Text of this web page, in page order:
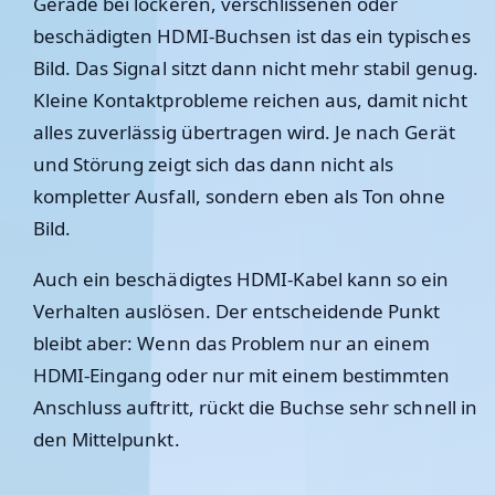
beschädigten HDMI-Buchsen ist das ein typisches
Bild. Das Signal sitzt dann nicht mehr stabil genug.
Kleine Kontaktprobleme reichen aus, damit nicht
alles zuverlässig übertragen wird. Je nach Gerät
und Störung zeigt sich das dann nicht als
kompletter Ausfall, sondern eben als Ton ohne
Bild.
Auch ein beschädigtes HDMI-Kabel kann so ein
Verhalten auslösen. Der entscheidende Punkt
bleibt aber: Wenn das Problem nur an einem
HDMI-Eingang oder nur mit einem bestimmten
Anschluss auftritt, rückt die Buchse sehr schnell in
den Mittelpunkt.